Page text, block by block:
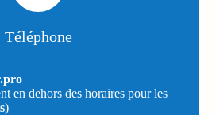
Téléphone
en dehors des horaires pour les
)